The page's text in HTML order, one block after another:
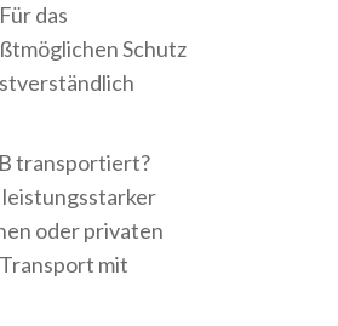
das
Schutz
transportiert?
leistungsstarker
oder privaten
mit